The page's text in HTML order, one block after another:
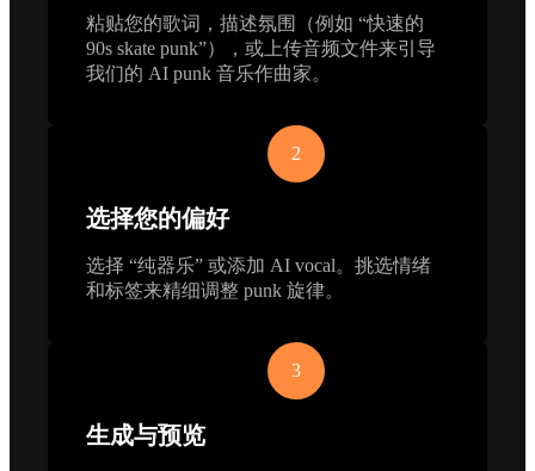
粘贴您的歌词，描述氛围（例如 “快速的
90s skate punk”），或上传音频文件来引导
我们的 AI punk 音乐作曲家。
2
选择您的偏好
选择 “纯器乐” 或添加 AI vocal。挑选情绪
和标签来精细调整 punk 旋律。
3
生成与预览